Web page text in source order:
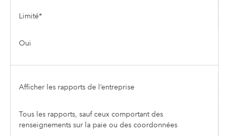
Limité*
Oui
Afficher les rapports de l’entreprise
Tous les rapports, sauf ceux comportant des
renseignements sur la paie ou des coordonnées